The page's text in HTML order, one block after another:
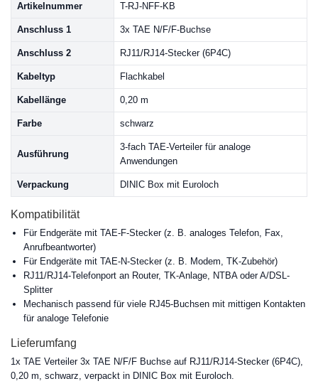
Artikelnummer T-RJ-NFF-KB
Anschluss 1 3x TAE N/F/F-Buchse
Anschluss 2 RJ11/RJ14-Stecker (6P4C)
Kabeltyp Flachkabel
Kabellänge 0,20 m
Farbe schwarz
Ausführung
3-fach TAE-Verteiler für analoge
Anwendungen
Verpackung DINIC Box mit Euroloch
Kompatibilität
Für Endgeräte mit TAE-F-Stecker (z. B. analoges Telefon, Fax,
Anrufbeantworter)
Für Endgeräte mit TAE-N-Stecker (z. B. Modem, TK-Zubehör)
RJ11/RJ14-Telefonport an Router, TK-Anlage, NTBA oder A/DSL-
Splitter
Mechanisch passend für viele RJ45-Buchsen mit mittigen Kontakten
für analoge Telefonie
Lieferumfang
1x TAE Verteiler 3x TAE N/F/F Buchse auf RJ11/RJ14-Stecker (6P4C),
0,20 m, schwarz, verpackt in DINIC Box mit Euroloch.